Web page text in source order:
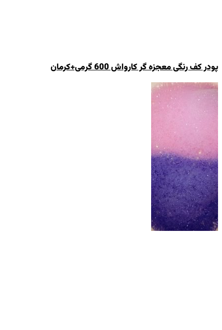
پودر کف رنگی معجزه گر کارواش 600 گرمی+کرمان